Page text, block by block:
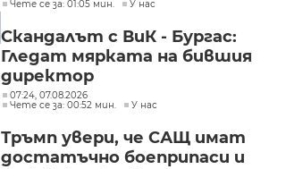
Чете се за: 01:05 мин.
У нас
Скандалът с ВиК - Бургас:
Гледат мярката на бившия
директор
07:24, 07.08.2026
Чете се за: 00:52 мин.
У нас
Тръмп увери, че САЩ имат
достатъчно боеприпаси и